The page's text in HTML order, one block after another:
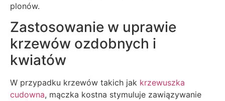
plonów.
Zastosowanie w uprawie
krzewów ozdobnych i
kwiatów
W przypadku krzewów takich jak krzewuszka
cudowna, mączka kostna stymuluje zawiązywanie